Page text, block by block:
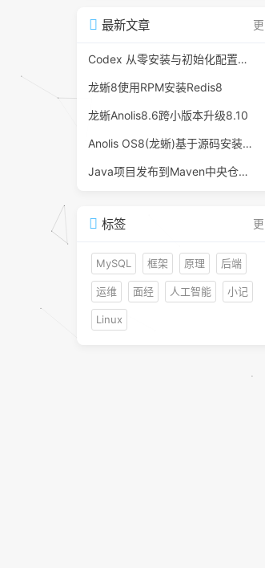
最新文章
Codex 从零安装与初始化配置指南（附Windows/Linux脚本）
龙蜥8使用RPM安装Redis8
龙蜥Anolis8.6跨小版本升级8.10
Anolis OS8(龙蜥)基于源码安装python3.13
Java项目发布到Maven中央仓库小记
标签
MySQL 框架 原理 后端
运维 面经 人工智能 小记
Linux